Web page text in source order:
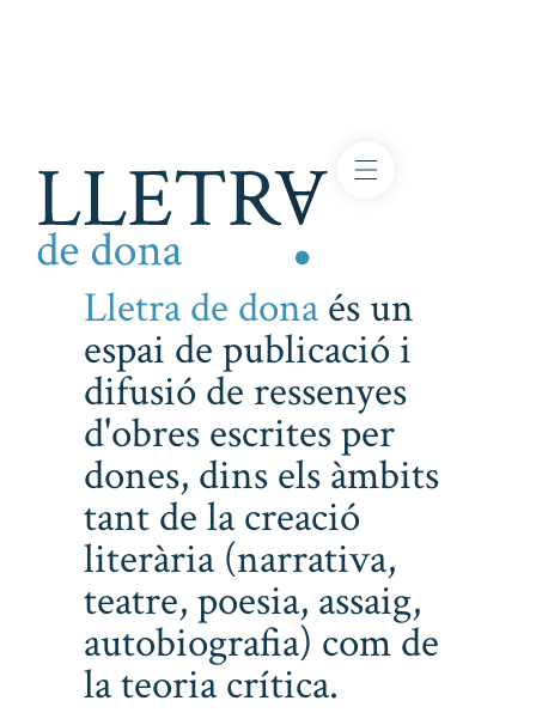
Lletra de donaés un
espai de publicació i
difusió de ressenyes
d'obres escrites per
dones, dins els àmbits
tant de la creació
literària (narrativa,
teatre, poesia, assaig,
autobiografia) com de
la teoria crítica.